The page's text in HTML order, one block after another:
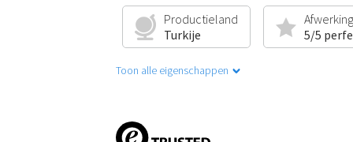
Productieland
Turkije
5/5
Toon alle eigenschappen